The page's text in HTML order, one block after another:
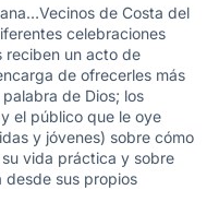
de Costa del
celebraciones
reciben un acto de
de ofrecerles más
de Dios; los
el público que le oye
y jóvenes) sobre cómo
vida práctica y sobre
desde sus propios